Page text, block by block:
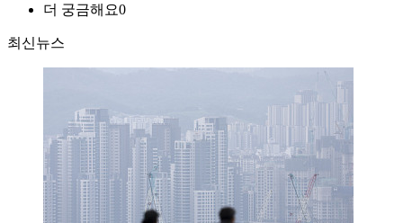
더 궁금해요0
최신뉴스